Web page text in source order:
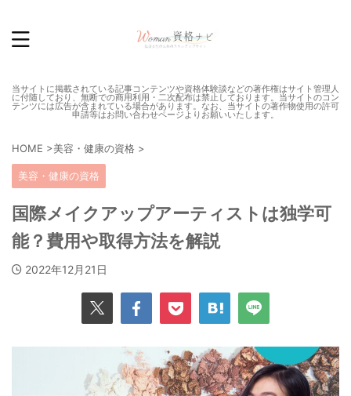
当サイトに掲載されている記事コンテンツや資格体験談などの著作権はサイト管理人
に付随しており、無断での商用利用・二次配布は禁止しております。当サイトのコン
テンツには広告が含まれている場合があります。なお、当サイトの著作物使用の許可
申請等はお問い合わせページよりお願いいたします。
HOME >美容・健康の資格 >
美容・健康の資格
国際メイクアップアーティストは独学可
能？費用や取得方法を解説
2022年12月21日